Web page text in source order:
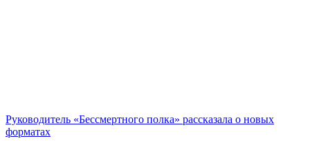
Руководитель «Бессмертного полка» рассказала о новых
форматах